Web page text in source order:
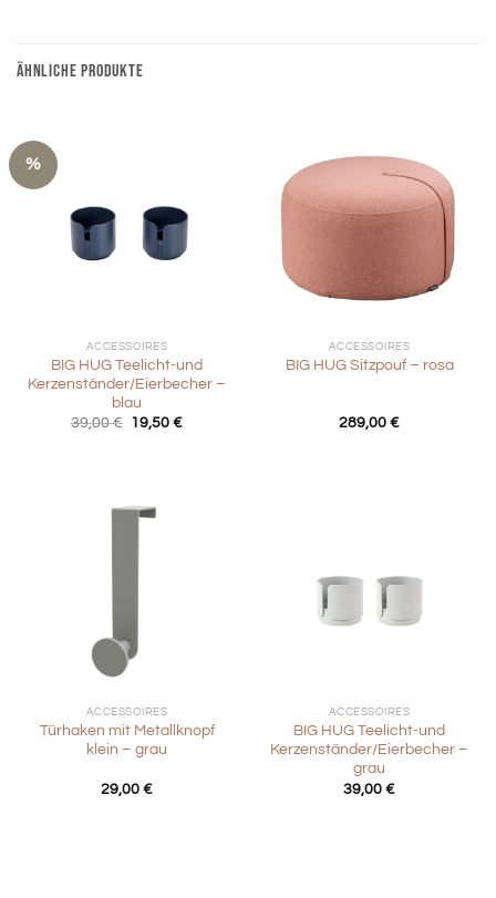
ÄHNLICHE PRODUKTE
%
ACCESSOIRES
BIG HUG Teelicht-und
Kerzenständer/Eierbecher –
blau
39,00€ Ursprünglicher
19,50€Aktueller
ACCESSOIRES
BIG HUG Sitzpouf – rosa
289,00 €
ACCESSOIRES
Türhaken mit Metallknopf
klein – grau
29,00 €
ACCESSOIRES
BIG HUG Teelicht-und
Kerzenständer/Eierbecher –
grau
39,00 €